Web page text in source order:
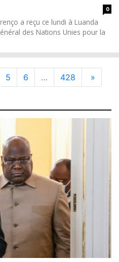
0
a reçu ce lundi à Luanda
des Nations Unies pour la
5 6 … 428 »